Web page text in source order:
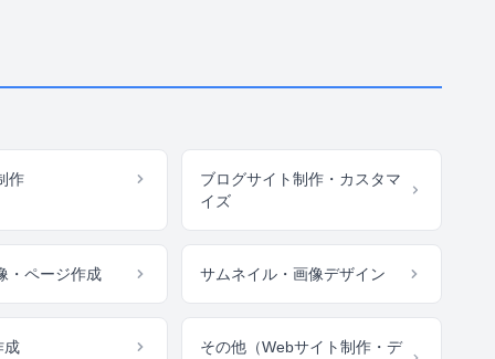
作
ブログサイト制作・カスタマ
イズ
・ページ作成 サムネイル・画像デザイン
成
その他（Webサイト制作・デ